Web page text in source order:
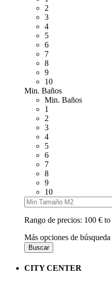
2
3
4
5
6
7
8
9
10
Min. Baños
Min. Baños
1
2
3
4
5
6
7
8
9
10
Rango de precios: 100 €
Más opciones de búsqueda
Buscar
CITY CENTER